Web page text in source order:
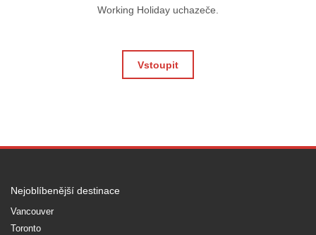
Working Holiday uchazeče.
Vstoupit
Nejoblíbenější destinace
Vancouver
Toronto